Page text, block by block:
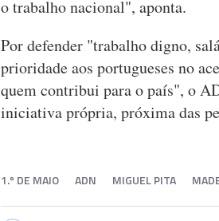
o trabalho nacional", aponta.
Por defender "trabalho digno,
prioridade aos portugueses no
quem contribui para o país", o
iniciativa própria, próxima das
1.º DE MAIO ADN MIGUEL PITA